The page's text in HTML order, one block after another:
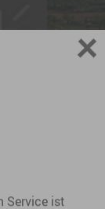
Service ist